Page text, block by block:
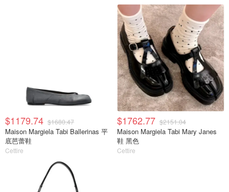
$1179.74 $1680.47
Maison Margiela Tabi Ballerinas 平
底芭蕾鞋
Cettire
$1762.77 $2151.04
Maison Margiela Tabi Mary Janes
鞋 黑色
Cettire